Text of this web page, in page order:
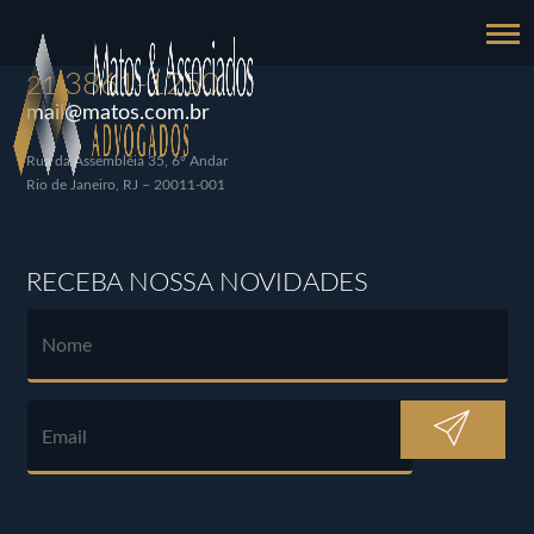
213861-1250
mail@matos.com.br
Rua da Assembléia 35, 6º Andar
Rio de Janeiro, RJ – 20011-001
RECEBA NOSSA NOVIDADES